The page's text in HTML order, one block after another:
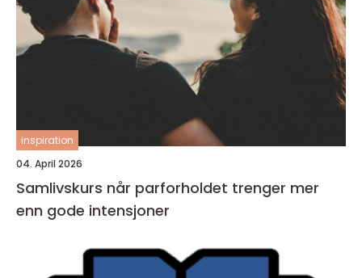
inspiration
04. April 2026
Samlivskurs når parforholdet trenger mer
enn gode intensjoner